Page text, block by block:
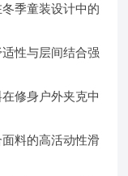
季童装设计中的
性与层间结合强
修身户外夹克中
料的高活动性滑